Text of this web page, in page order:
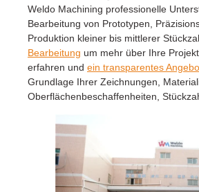
Weldo Machining professionelle
Bearbeitung von Prototypen,
Produktion kleiner bis mittlerer
Bearbeitung um mehr über Ihre
erfahren und ein transparentes
Grundlage Ihrer Zeichnungen,
Oberflächenbeschaffenheiten,